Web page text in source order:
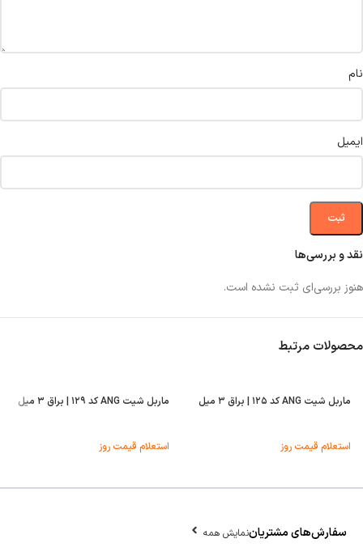
نقد و بررسی‌ها
هنوز بررسی‌ای ثبت نشده است.
نام
ایمیل
محصولات مرتبط
ماربل شیت ANG کد ۱۲۵ | براق ۳ میل
استعلام قیمت روز
ماربل شیت ANG کد ۱۲۹ | براق ۳ میل
استعلام قیمت روز
سفارش‌های مشتریاننمایش همه